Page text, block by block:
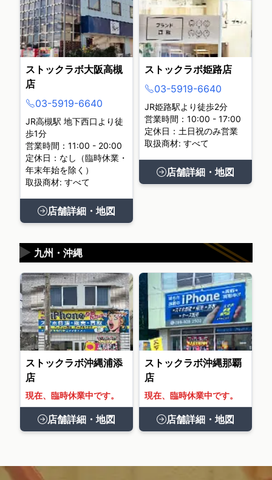
ストックラボ大阪高槻
店
03-5919-6640
JR高槻駅 地下西口より徒
歩1分
営業時間：11:00 - 20:00
定休日：なし（臨時休業・
年末年始を除く）
取扱商材: すべて
店舗詳細・地図
ストックラボ姫路店
03-5919-6640
JR姫路駅より徒歩2分
営業時間：10:00 - 17:00
定休日：土日祝のみ営業
取扱商材: すべて
店舗詳細・地図
九州・沖縄
▶
ストックラボ沖縄浦添
店
現在、臨時休業中です。
店舗詳細・地図
ストックラボ沖縄那覇
店
現在、臨時休業中です。
店舗詳細・地図